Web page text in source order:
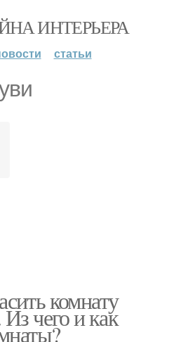
ИНТЕРЬЕРА
статьи
комнату
чего и как